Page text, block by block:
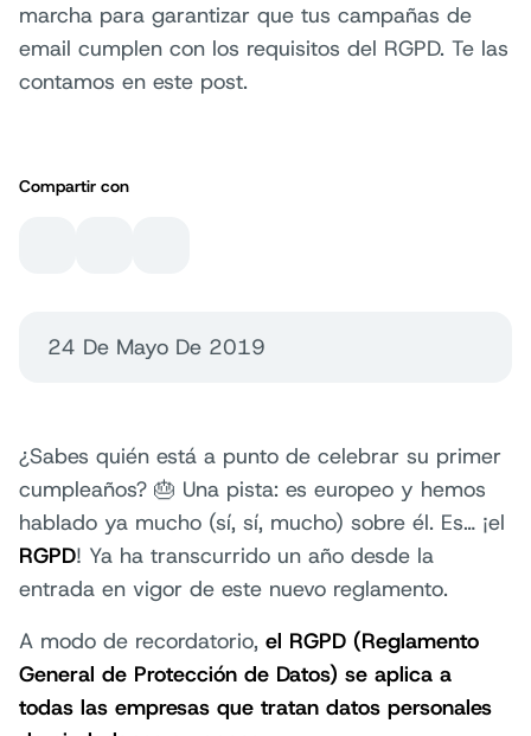
marcha para garantizar que tus campañas de
email cumplen con los requisitos del RGPD. Te las
contamos en este post.
Compartir con
24 De Mayo De 2019
¿Sabes quién está a punto de celebrar su primer
cumpleaños? 🎂 Una pista: es europeo y hemos
hablado ya mucho (sí, sí, mucho) sobre él. Es… ¡el
RGPD! Ya ha transcurrido un año desde la
entrada en vigor de este nuevo reglamento.
A modo de recordatorio, el RGPD (Reglamento
General de Protección de Datos) se aplica a
todas las empresas que tratan datos personales